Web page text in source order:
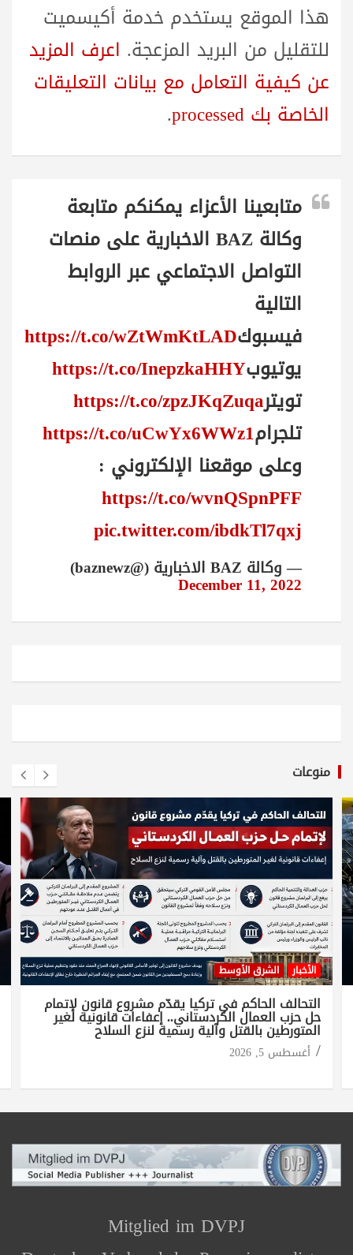
هذا الموقع يستخدم خدمة أكيسميت
للتقليل من البريد المزعجة. اعرف المزيد
عن كيفية التعامل مع بيانات التعليقات
الخاصة بك processed
.
متابعينا الأعزاء يمكنكم متابعة
وكالة BAZ الاخبارية على منصات
التواصل الاجتماعي عبر الروابط
التالية
فيسبوكhttps://t.co/wZtWmKtLAD
يوتيوبhttps://t.co/InepzkaHHY
تويترhttps://t.co/zpzJKqZuqa
تلجرامhttps://t.co/uCwYx6WWz1
وعلى موقعنا الإلكتروني :
https://t.co/wvnQSpnPFF
pic.twitter.com/ibdkTl7qxj
— وكالة BAZ الاخبارية (@baznewz)
December 11, 2022
منوعات
الأخبار الشرق الأوسط
التحالف الحاكم في تركيا يقدّم مشروع قانون لإتمام
حل حزب العمال الكردستاني.. إعفاءات قانونية لغير
المتورطين بالقتل وآلية رسمية لنزع السلاح
أغسطس 5, 2026
Mitglied im DVPJ